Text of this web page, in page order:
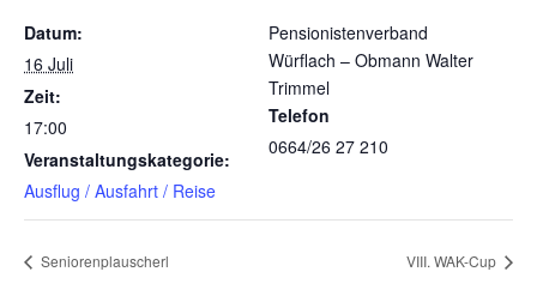
Datum:
16 Juli
Zeit:
17:00
Veranstaltungskategorie:
Ausflug / Ausfahrt / Reise
Pensionistenverband
Würflach – Obmann Walter
Trimmel
Telefon
0664/26 27 210
Seniorenplauscherl VIII. WAK-Cup